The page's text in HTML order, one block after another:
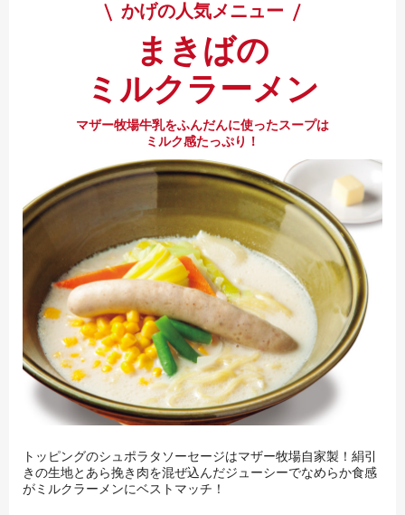
かげの人気メニュー
まきばの
ミルクラーメン
マザー牧場牛乳をふんだんに使ったスープは
ミルク感たっぷり！
トッピングのシュポラタソーセージはマザー牧場自家製！絹引
きの生地とあら挽き肉を混ぜ込んだジューシーでなめらか食感
がミルクラーメンにベストマッチ！